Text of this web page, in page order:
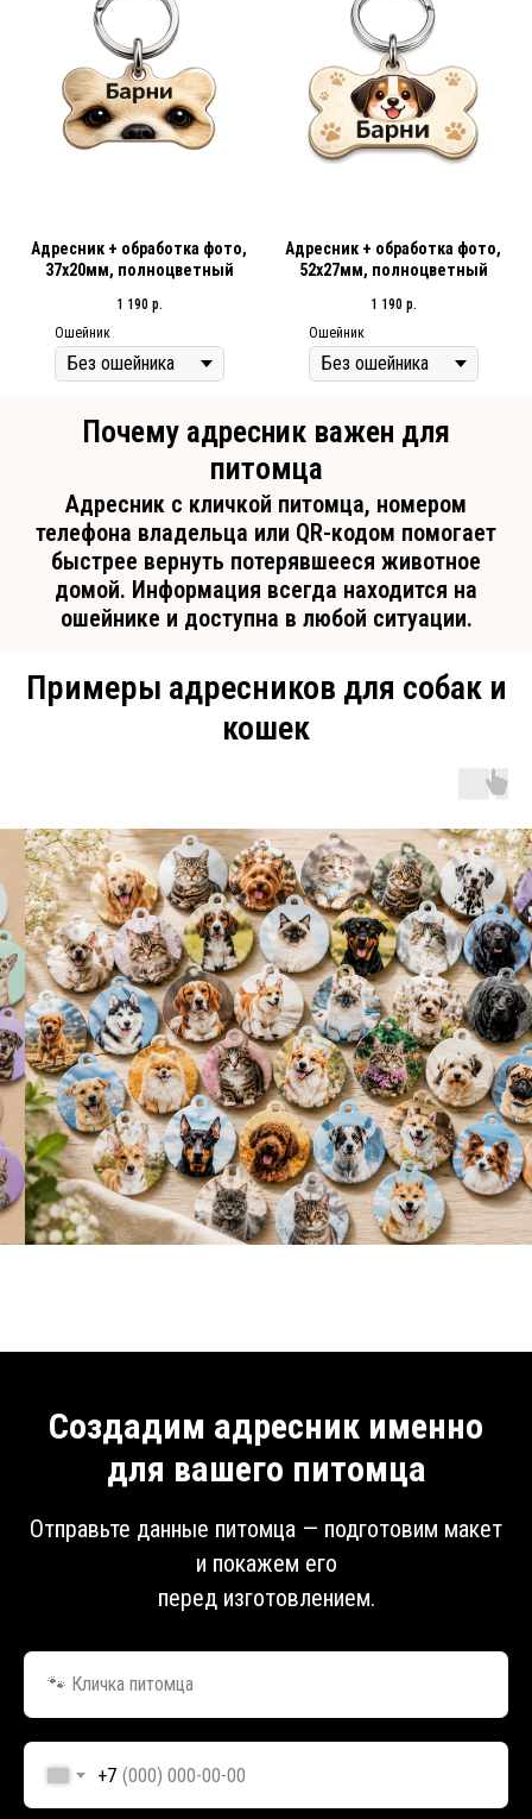
Адресник + обработка фото,
37х20мм, полноцветный
1 190 р.
Ошейник
Адресник + обработка фото,
52х27мм, полноцветный
1 190 р.
Ошейник
Почему адресник важен для
питомца
Адресник с кличкой питомца, номером
телефона владельца или QR-кодом помогает
быстрее вернуть потерявшееся животное
домой. Информация всегда находится на
ошейнике и доступна в любой ситуации.
Примеры адресников для собак и
кошек
Создадим адресник именно
для вашего питомца
Отправьте данные питомца — подготовим макет
и покажем его
перед изготовлением.
🐾 Кличка питомца
+7